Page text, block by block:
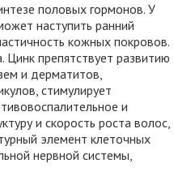
половых гормонов. У
наступить ранний
кожных покровов.
препятствует развитию
и дерматитов,
стимулирует
и
и скорость роста волос,
элемент клеточных
нервной системы,